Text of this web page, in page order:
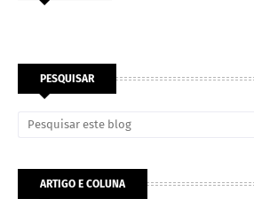
PESQUISAR
ARTIGO E COLUNA